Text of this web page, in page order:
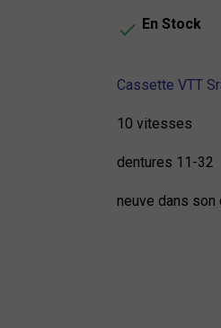
 En Stock
Cassette VTT
10 vitesses
dentures 11-32
neuve dans son